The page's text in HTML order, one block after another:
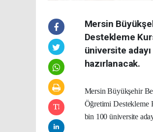
Mersin
Destekleme
üniversite
hazırlanacak.
Mersin Büyükşehir
Öğretimi Destekleme
bin 100 üniversite